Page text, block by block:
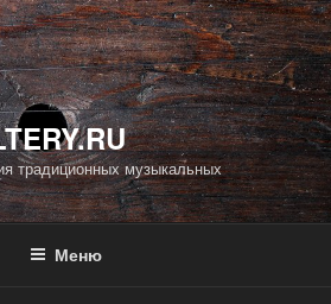
традиционных музыкальных
Меню